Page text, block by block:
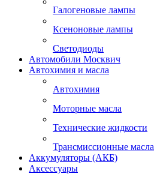
Галогеновые лампы
Ксеноновые лампы
Светодиоды
Автомобили Москвич
Автохимия и масла
Автохимия
Моторные масла
Технические жидкости
Трансмиссионные масла
Аккумуляторы (АКБ)
Аксессуары